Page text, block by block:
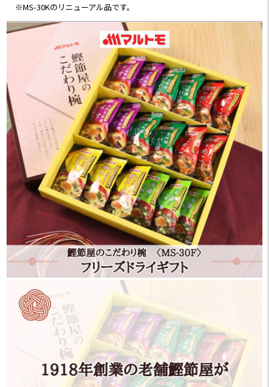
※MS-30Kのリニューアル品です。